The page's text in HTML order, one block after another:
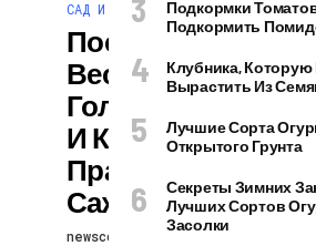
САД И ОГОРОД
Посадка Лука
Весной На
Головку: Когда,
И Как
Правильно
Сажать?
newscollection 15.12.2025
Подкормки
Подкормить
Клубника,
Вырастить Из
Лучшие Сорта
Открытого Грунта
Секреты Зимних
Лучших Сортов
Засолки